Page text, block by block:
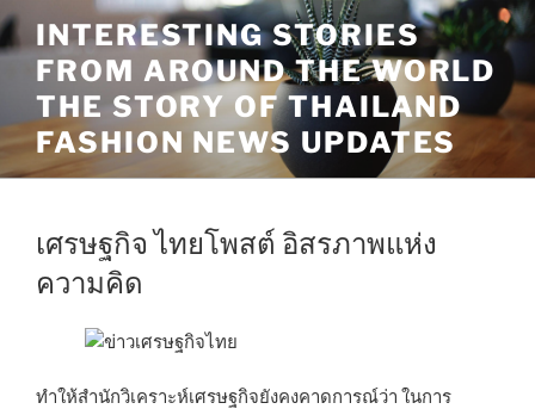
Skip
to
content
INTERESTING STORIES
FROM AROUND THE WORLD
THE STORY OF THAILAND
FASHION NEWS UPDATES
เศรษฐกิจ ไทยโพสต์ อิสรภาพแห่ง
ความคิด
ทำให้สำนักวิเคราะห์เศรษฐกิจยังคงคาดการณ์ว่า ในการ